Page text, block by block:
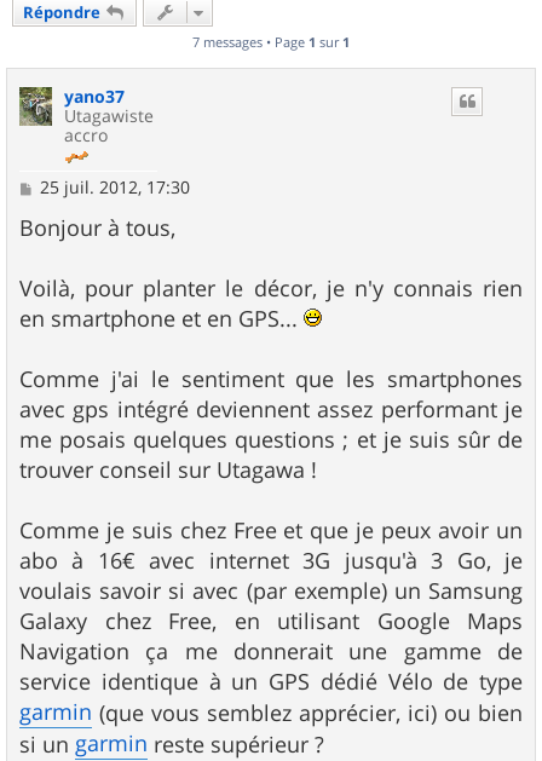
Répondre
7 messages • Page 1 sur 1
yano37
Utagawiste
accro
M
s
s
g
e
25 juil. 2012, 17:30
Bonjour à tous,
Voilà, pour planter le décor, je n'y connais rien
en smartphone et en GPS...
Comme j'ai le sentiment que les smartphones
avec gps intégré deviennent assez performant je
me posais quelques questions ; et je suis sûr de
trouver conseil sur Utagawa !
Comme je suis chez Free et que je peux avoir un
abo à 16€ avec internet 3G jusqu'à 3 Go, je
voulais savoir si avec (par exemple) un Samsung
Galaxy chez Free, en utilisant Google Maps
Navigation ça me donnerait une gamme de
service identique à un GPS dédié Vélo de type
garmin (que vous semblez apprécier, ici) ou bien
si un garmin reste supérieur ?